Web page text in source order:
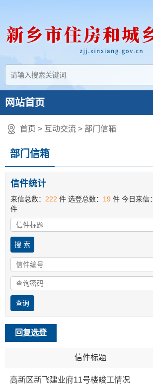
网站首页
首页 > 互动交流 > 部门信箱
部门信箱
信件统计
来信总数： 222 件 选登总数： 19 件 今日来信：
件
回复选登
信件标题
高新区新飞建业府11号楼竣工情况